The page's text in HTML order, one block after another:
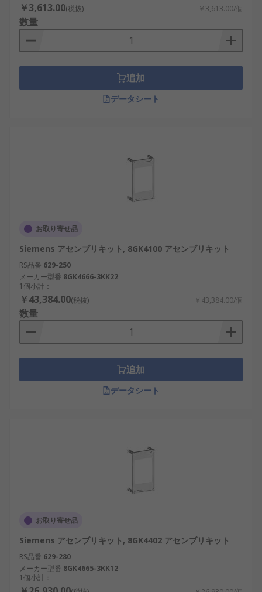
￥3,613.00(税抜) ￥3,613.00/個
数量
追加
データシート
お取り寄せ品
Siemens アセンブリキット, 8GK4100 アセンブリキット
RS品番 629-250
メーカー型番 8GK4666-3KK22
1個小計：
￥43,384.00(税抜) ￥43,384.00/個
数量
追加
データシート
お取り寄せ品
Siemens アセンブリキット, 8GK4402 アセンブリキット
RS品番 629-280
メーカー型番 8GK4665-3KK12
1個小計：